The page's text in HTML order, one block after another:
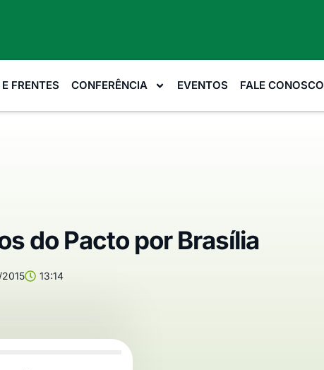
FRENTES CONFERÊNCIA EVENTOS FALE CONOSCO
do Pacto por Brasília
13:14